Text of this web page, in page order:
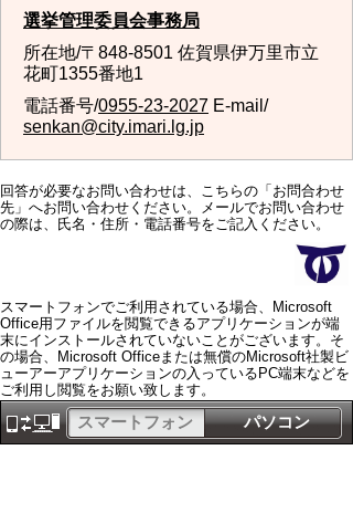
選挙管理委員会事務局
所在地/〒848-8501 佐賀県伊万里市立
花町1355番地1
電話番号/0955-23-2027 E-mail/
senkan@city.imari.lg.jp
回答が必要なお問い合わせは、こちらの「お問合わせ
先」へお問い合わせください。メールでお問い合わせ
の際は、氏名・住所・電話番号をご記入ください。
スマートフォンでご利用されている場合、Microsoft
Office用ファイルを閲覧できるアプリケーションが端
末にインストールされていないことがございます。そ
の場合、Microsoft Officeまたは無償のMicrosoft社製ビ
ューアーアプリケーションの入っているPC端末などを
ご利用し閲覧をお願い致します。
パソコン
スマートフォン